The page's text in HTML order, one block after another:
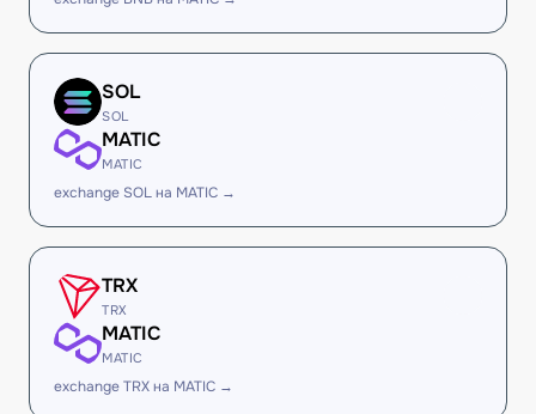
SOL
SOL
MATIC
MATIC
exchange SOL на MATIC →
TRX
TRX
MATIC
MATIC
exchange TRX на MATIC →